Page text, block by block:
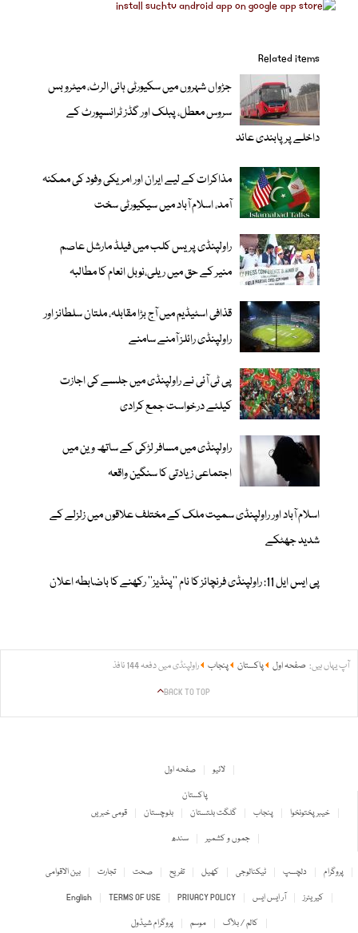
Related items
جڑواں شہروں میں سکیورٹی ہائی الرٹ، میٹرو بس
سروس معطل، پبلک اور گڈز ٹرانسپورٹ کے
داخلے پر پابندی عائد
مذاکرات کے لیے ایران اور امریکی وفود کی ممکنہ
آمد، اسلام آباد میں سیکیورٹی سخت
راولپنڈی پریس کلب میں فیلڈ مارشل عاصم
منیر کے حق میں ریلی،نوبل انعام کا مطالبہ
قذافی اسٹیڈیم میں آج بڑا مقابلہ، ملتان سلطانز اور
راولپنڈی رائلز آمنے سامنے
پی ٹی آئی نے راولپنڈی میں جلسے کی اجازت
کیلئے درخواست جمع کرادی
راولپنڈی میں مسافر لڑکی کے ساتھ وین میں
اجتماعی زیادتی کا سنگین واقعہ
اسلام آباد اور راولپنڈی سمیت ملک کے مختلف علاقوں میں زلزلے کے
شدید جھٹکے
پی ایس ایل 11: راولپنڈی فرنچائز کا نام ’’پنڈیز‘‘ رکھنے کا باضابطہ اعلان
آپ یہاں ہیں: صفحہ اول پاکستان پنجاب راولپنڈی میں دفعہ 144 نافذ
BACK TO TOP
صفحہ اول
لائیو
پاکستان
قومی خبریں
بلوچستان گلگت بلتستان پنجاب
خیبر پختونخوا
سندھ
جموں و کشمیر
بین الاقوامی تجارت صحت تفریح کھیل ٹیکنالوجی دلچسپ
پروگرام
English
TERMS OF USE PRIVACY POLICY آر ایس ایس
کیریئرز
پروگرام شیڈول
موسم کالم / بلاگ